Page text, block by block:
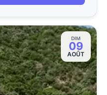
DIM
09
AOÛT